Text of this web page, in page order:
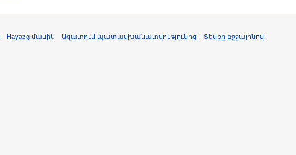
Hayazg մասին Ազատում պատասխանատվությունից Տեսքը բջջայինով